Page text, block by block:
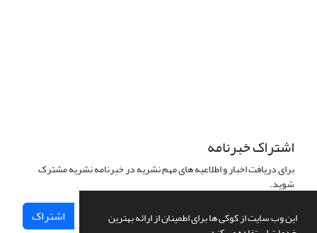
این وب سایت از کوکی ها برای اطمینان از ارائه بهترین
اشتراک خبرنامه
برای دریافت اخبار و اطلاعیه های مهم نشریه در خبرنامه نشریه مشترک
شوید.
اشتراک